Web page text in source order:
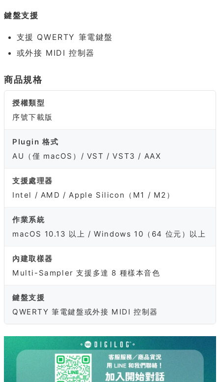
鍵盤支援
支援 QWERTY 筆電鍵盤
或外接 MIDI 控制器
商品規格
授權類型
序號下載版
Plugin 格式
AU（僅 macOS）/ VST / VST3 / AAX
支援處理器
Intel / AMD / Apple Silicon（M1 / M2）
作業系統
macOS 10.13 以上 / Windows 10（64 位元）以上
內建取樣器
Multi-Sampler 支援多達 8 種樣本音色
鍵盤支援
QWERTY 筆電鍵盤或外接 MIDI 控制器